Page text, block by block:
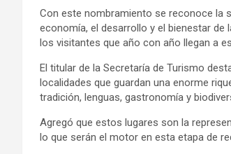
Con este nombramiento se reconoce la
economía, el desarrollo y el bienestar
los visitantes que año con año llegan a
El titular de la Secretaría de Turismo
localidades que guardan una enorme
tradición, lenguas, gastronomía y
Agregó que estos lugares son la
lo que serán el motor en esta etapa de